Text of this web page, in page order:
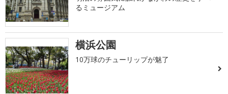
るミュージアム
横浜公園
10万球のチューリップが魅了